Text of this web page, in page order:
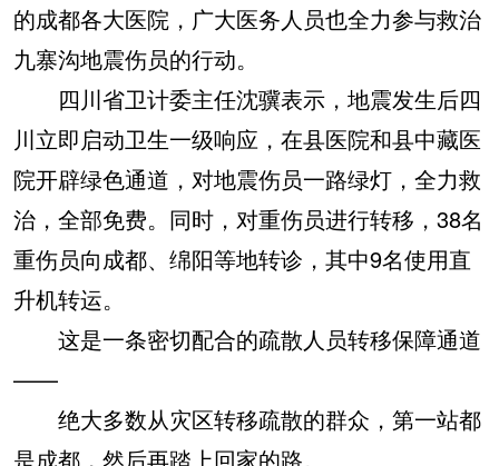
的成都各大医院，广大医务人员也全力参与救治
九寨沟地震伤员的行动。
四川省卫计委主任沈骥表示，地震发生后四
川立即启动卫生一级响应，在县医院和县中藏医
院开辟绿色通道，对地震伤员一路绿灯，全力救
治，全部免费。同时，对重伤员进行转移，38名
重伤员向成都、绵阳等地转诊，其中9名使用直
升机转运。
这是一条密切配合的疏散人员转移保障通道
——
绝大多数从灾区转移疏散的群众，第一站都
是成都，然后再踏上回家的路。